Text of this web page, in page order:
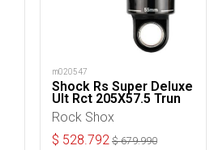
m020547
Shock Rs Super Deluxe
Ult Rct 205X57.5 Trun
Rock Shox
$ 528.792 $679.990